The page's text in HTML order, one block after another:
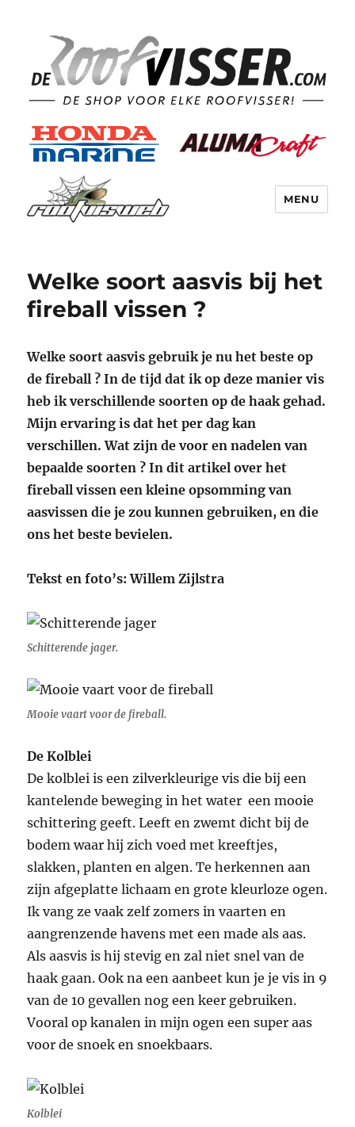
MENU
Welke soort aasvis bij het
fireball vissen ?
Welke soort aasvis gebruik je nu het beste op
de fireball ? In de tijd dat ik op deze manier vis
heb ik verschillende soorten op de haak gehad.
Mijn ervaring is dat het per dag kan
verschillen. Wat zijn de voor en nadelen van
bepaalde soorten ? In dit artikel over het
fireball vissen een kleine opsomming van
aasvissen die je zou kunnen gebruiken, en die
ons het beste bevielen.
Tekst en foto’s: Willem Zijlstra
Schitterende jager.
Mooie vaart voor de fireball.
De Kolblei
De kolblei is een zilverkleurige vis die bij een
kantelende beweging in het water een mooie
schittering geeft. Leeft en zwemt dicht bij de
bodem waar hij zich voed met kreeftjes,
slakken, planten en algen. Te herkennen aan
zijn afgeplatte lichaam en grote kleurloze ogen.
Ik vang ze vaak zelf zomers in vaarten en
aangrenzende havens met een made als aas.
Als aasvis is hij stevig en zal niet snel van de
haak gaan. Ook na een aanbeet kun je je vis in 9
van de 10 gevallen nog een keer gebruiken.
Vooral op kanalen in mijn ogen een super aas
voor de snoek en snoekbaars.
Kolblei